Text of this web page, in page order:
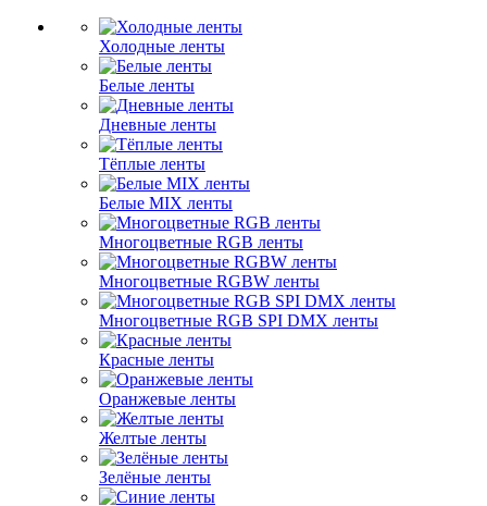
Холодные ленты
Белые ленты
Дневные ленты
Тёплые ленты
Белые MIX ленты
Многоцветные RGB ленты
Многоцветные RGBW ленты
Многоцветные RGB SPI DMX ленты
Красные ленты
Оранжевые ленты
Желтые ленты
Зелёные ленты